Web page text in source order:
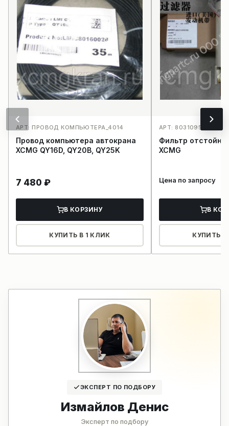
АРТ: ПРОВОД КОМПЬЮТЕРА_4014
Провод компьютера автокрана
XCMG QY16D, QY20B, QY25K
7 480 ₽
В КОРЗИНУ
КУПИТЬ В 1 КЛИК
АРТ:
Фильтр
XCMG
Цена по запросу
В
КУПИТЬ В
ЭКСПЕРТ ПО ПОДБОРУ
Измайлов Денис
Эксперт по подбору